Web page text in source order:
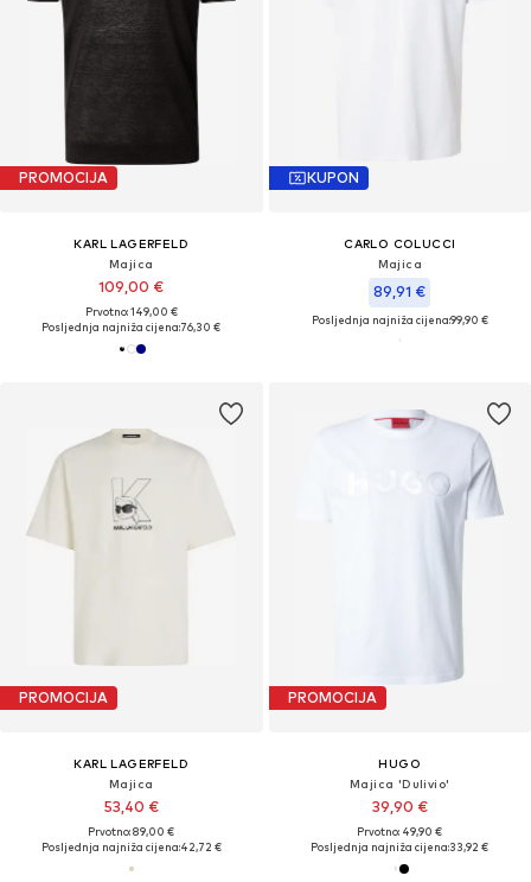
PROMOCIJA
KARL LAGERFELD
Majica
109,00 €
Prvotno: 149,00 €
Posljednja najniža cijena:76,30 €
KUPON
CARLO COLUCCI
Majica
89,91 €
Posljednja najniža cijena:99,90 €
PROMOCIJA
KARL LAGERFELD
Majica
53,40 €
Prvotno: 89,00 €
Posljednja najniža cijena:42,72 €
PROMOCIJA
HUGO
Majica 'Dulivio'
39,90 €
Prvotno: 49,90 €
Posljednja najniža cijena:33,92 €